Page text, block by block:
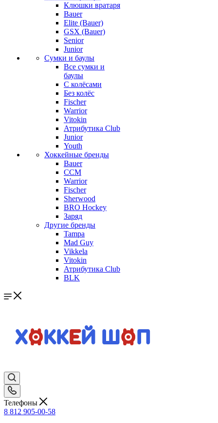
Клюшки вратаря
Bauer
Elite (Bauer)
GSX (Bauer)
Senior
Junior
Сумки и баулы
Все сумки и
баулы
С колёсами
Без колёс
Fischer
Warrior
Vitokin
Атрибутика Club
Junior
Youth
Хоккейные бренды
Bauer
CCM
Warrior
Fischer
Sherwood
BRO Hockey
Заряд
Другие бренды
Tampa
Mad Guy
Vikkela
Vitokin
Атрибутика Club
BLK
Телефоны
8 812 905-00-58